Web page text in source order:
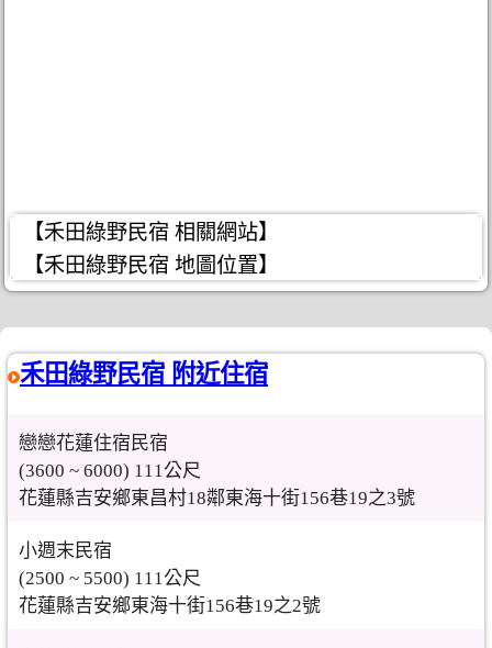
【禾田綠野民宿 相關網站】
【禾田綠野民宿 地圖位置】
禾田綠野民宿 附近住宿
戀戀花蓮住宿民宿
(3600 ~ 6000) 111公尺
花蓮縣吉安鄉東昌村18鄰東海十街156巷19之3號
小週末民宿
(2500 ~ 5500) 111公尺
花蓮縣吉安鄉東海十街156巷19之2號